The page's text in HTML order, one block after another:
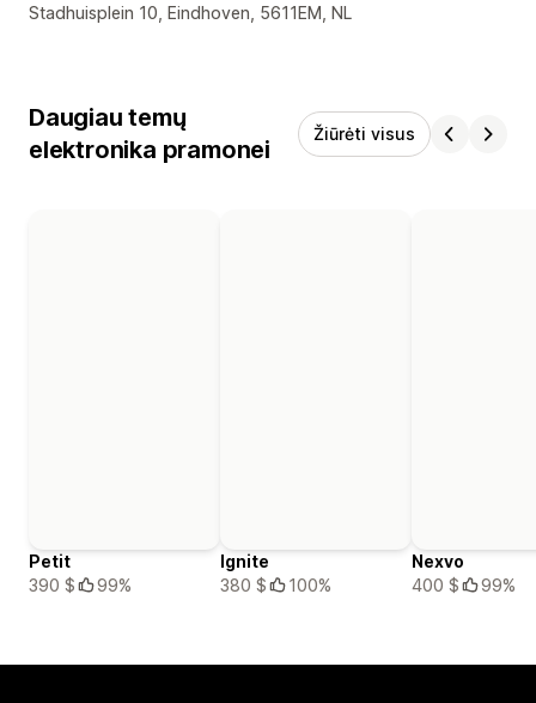
Kūrėjo kontaktiniai duomenys
Stadhuisplein 10, Eindhoven, 5611EM, NL
Daugiau temų
elektronika pramonei
Žiūrėti visus
Petit
390 $
99%
Ignite
380 $
100%
Nexvo
400 $
99%